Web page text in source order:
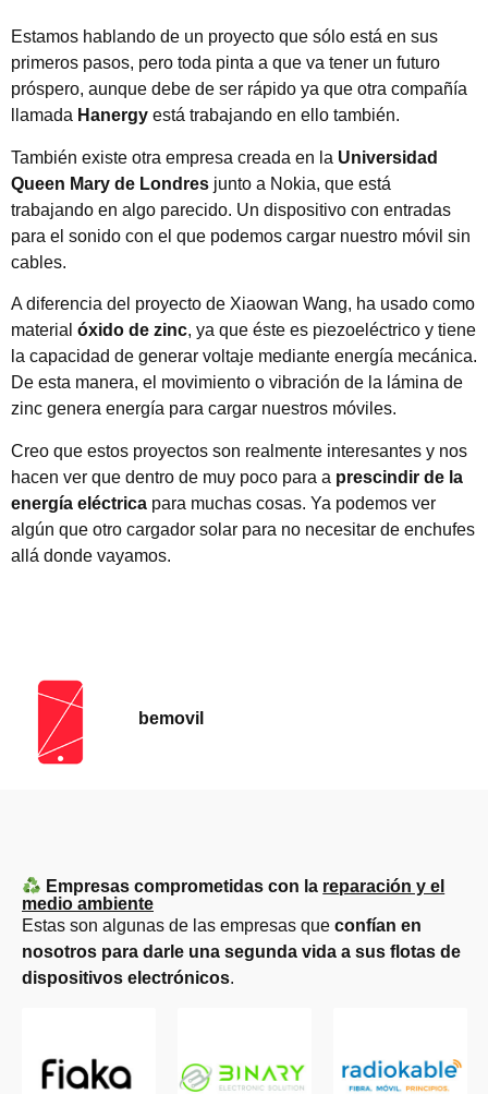
Estamos hablando de un proyecto que sólo está en sus
primeros pasos, pero toda pinta a que va tener un futuro
próspero, aunque debe de ser rápido ya que otra compañía
llamada Hanergy está trabajando en ello también.
También existe otra empresa creada en la Universidad
Queen Mary de Londres junto a Nokia, que está
trabajando en algo parecido. Un dispositivo con entradas
para el sonido con el que podemos cargar nuestro móvil sin
cables.
A diferencia del proyecto de Xiaowan Wang, ha usado como
material óxido de zinc, ya que éste es piezoeléctrico y tiene
la capacidad de generar voltaje mediante energía mecánica.
De esta manera, el movimiento o vibración de la lámina de
zinc genera energía para cargar nuestros móviles.
Creo que estos proyectos son realmente interesantes y nos
hacen ver que dentro de muy poco para a prescindir de la
energía eléctrica para muchas cosas. Ya podemos ver
algún que otro cargador solar para no necesitar de enchufes
allá donde vayamos.
bemovil
Empresas comprometidas con la reparación y el
medio ambiente
Estas son algunas de las empresas que confían en
nosotros para darle una segunda vida a sus flotas de
dispositivos electrónicos.